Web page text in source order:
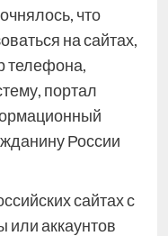
что
на сайтах,
телефона,
портал
России
сайтах с
аккаунтов